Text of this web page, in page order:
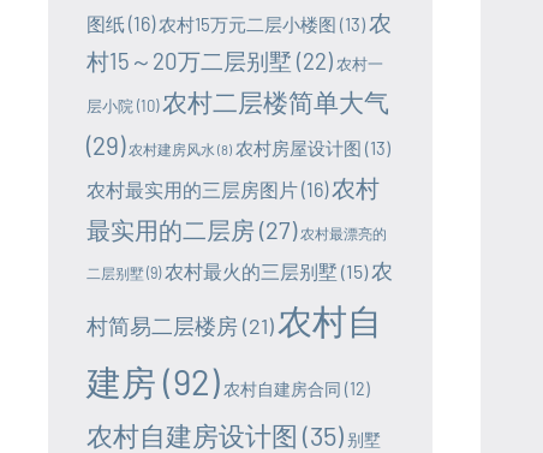
图纸(16) 农村15万元二层小楼图 (13)农
村15～20万二层别墅 (22) 农村一
层小院 (10)农村二层楼简单大气
(29) 农村建房风水 (8) 农村房屋设计图 (13)
农村最实用的三层房图片(16)农村
最实用的二层房 (27) 农村最漂亮的
二层别墅(9) 农村最火的三层别墅 (15)农
村简易二层楼房(21)农村自
建房 (92) 农村自建房合同 (12)
农村自建房设计图 (35) 别墅